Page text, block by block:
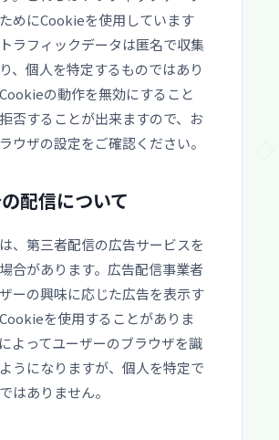
めにCookieを使用しています
ラフィックデータは匿名で収集
、個人を特定するものではあり
の動作を無効にすること
否することが出来ますので、お
ウザの設定をご確認ください。
配信について
、第三者配信の広告サービスを
合があります。広告配信事業者
ーの興味に応じた広告を表示す
を使用することがありま
よってユーザーのブラウザを識
うになりますが、個人を特定で
はありません。